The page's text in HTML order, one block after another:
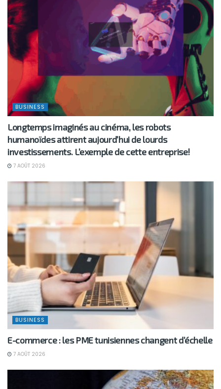
BUSINESS
Longtemps imaginés au cinéma, les robots
humanoïdes attirent aujourd’hui de lourds
investissements. L’exemple de cette entreprise!
7 AOÛT 2026
BUSINESS
E-commerce : les PME tunisiennes changent d’échelle
7 AOÛT 2026